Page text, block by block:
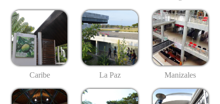
Caribe La Paz Manizales